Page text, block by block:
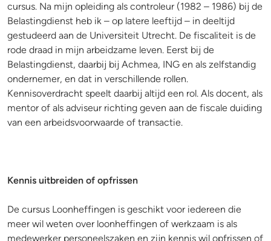
cursus. Na mijn opleiding als controleur (1982 – 1986) bij de
Belastingdienst heb ik – op latere leeftijd – in deeltijd
gestudeerd aan de Universiteit Utrecht. De fiscaliteit is de
rode draad in mijn arbeidzame leven. Eerst bij de
Belastingdienst, daarbij bij Achmea, ING en als zelfstandig
ondernemer, en dat in verschillende rollen.
Kennisoverdracht speelt daarbij altijd een rol. Als docent, als
mentor of als adviseur richting geven aan de fiscale duiding
van een arbeidsvoorwaarde of transactie.
Kennis uitbreiden of opfrissen
De cursus Loonheffingen is geschikt voor iedereen die
meer wil weten over loonheffingen of werkzaam is als
medewerker personeelszaken en zijn kennis wil opfrissen of